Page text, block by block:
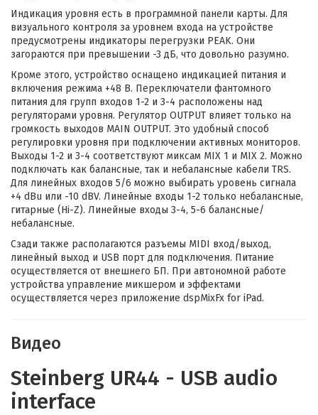
Индикация уровня есть в программной панели карты. Для
визуального контроля за уровнем входа на устройстве
предусмотрены индикаторы перегрузки PEAK. Они
загораются при превышении -3 дБ, что довольно разумно.
Кроме этого, устройство оснащено индикацией питания и
включения режима +48 В. Переключатели фантомного
питания для групп входов 1-2 и 3-4 расположены над
регуляторами уровня. Регулятор OUTPUT влияет только на
громкость выходов MAIN OUTPUT. Это удобный способ
регулировки уровня при подключении активных мониторов.
Выходы 1-2 и 3-4 соответствуют миксам MIX 1 и MIX 2. Можно
подключать как балансные, так и небалансные кабели TRS.
Для линейных входов 5/6 можно выбирать уровень сигнала
+4 dBu или -10 dBV. Линейные входы 1-2 только небалансные,
гитарные (Hi-Z). Линейные входы 3-4, 5-6 балансные/
небалансные.
Сзади также располагаются разъемы MIDI вход/выход,
линейный выход и USB порт для подключения. Питание
осуществляется от внешнего БП. При автономной работе
устройства управление микшером и эффектами
осуществляется через приложение dspMixFx for iPad.
Видео
Steinberg UR44 - USB audio
interface